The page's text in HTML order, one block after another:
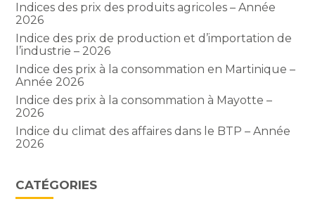
Indices des prix des produits agricoles – Année
2026
Indice des prix de production et d’importation de
l’industrie – 2026
Indice des prix à la consommation en Martinique –
Année 2026
Indice des prix à la consommation à Mayotte –
2026
Indice du climat des affaires dans le BTP – Année
2026
CATÉGORIES